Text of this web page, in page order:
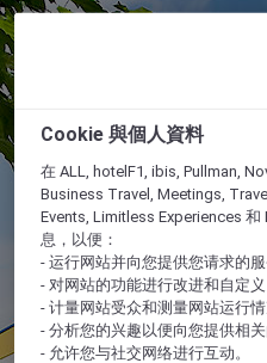
Cookie 與個人資料
在 ALL, hotelF1, ibis, Pullman,
Business Travel, Meetings,
Events, Limitless Experiences 和
息，以便：
- 运行网站并向您提供您请求的
- 对网站的功能进行改进和自定义
- 计量网站受众和测量网站运行
- 分析您的兴趣以便向您提供相
- 允许您与社交网络进行互动。